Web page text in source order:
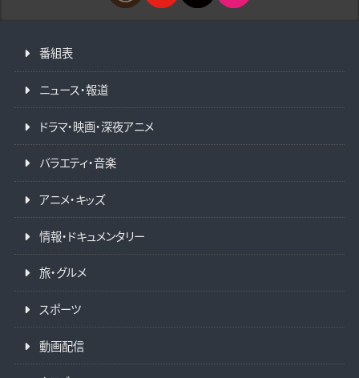
番組表
ニュース・報道
ドラマ・映画・深夜アニメ
バラエティ・音楽
アニメ・キッズ
情報・ドキュメンタリー
旅・グルメ
スポーツ
動画配信